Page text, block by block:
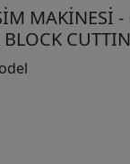
MAKİNESİ